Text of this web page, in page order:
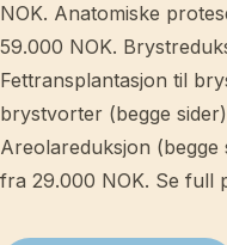
NOK. Anatomiske
59.000 NOK.
Fettransplantasjon til
brystvorter (begge
Areolareduksjon (begge
fra 29.000 NOK. Se full